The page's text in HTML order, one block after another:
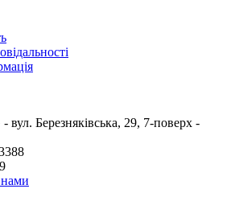
Березняківська, 29, 7-поверх -
нами